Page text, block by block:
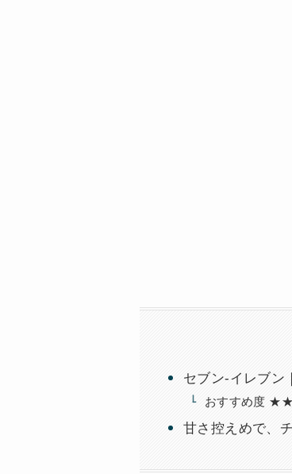
セブン-イレブン
おすすめ度
甘さ控えめで、